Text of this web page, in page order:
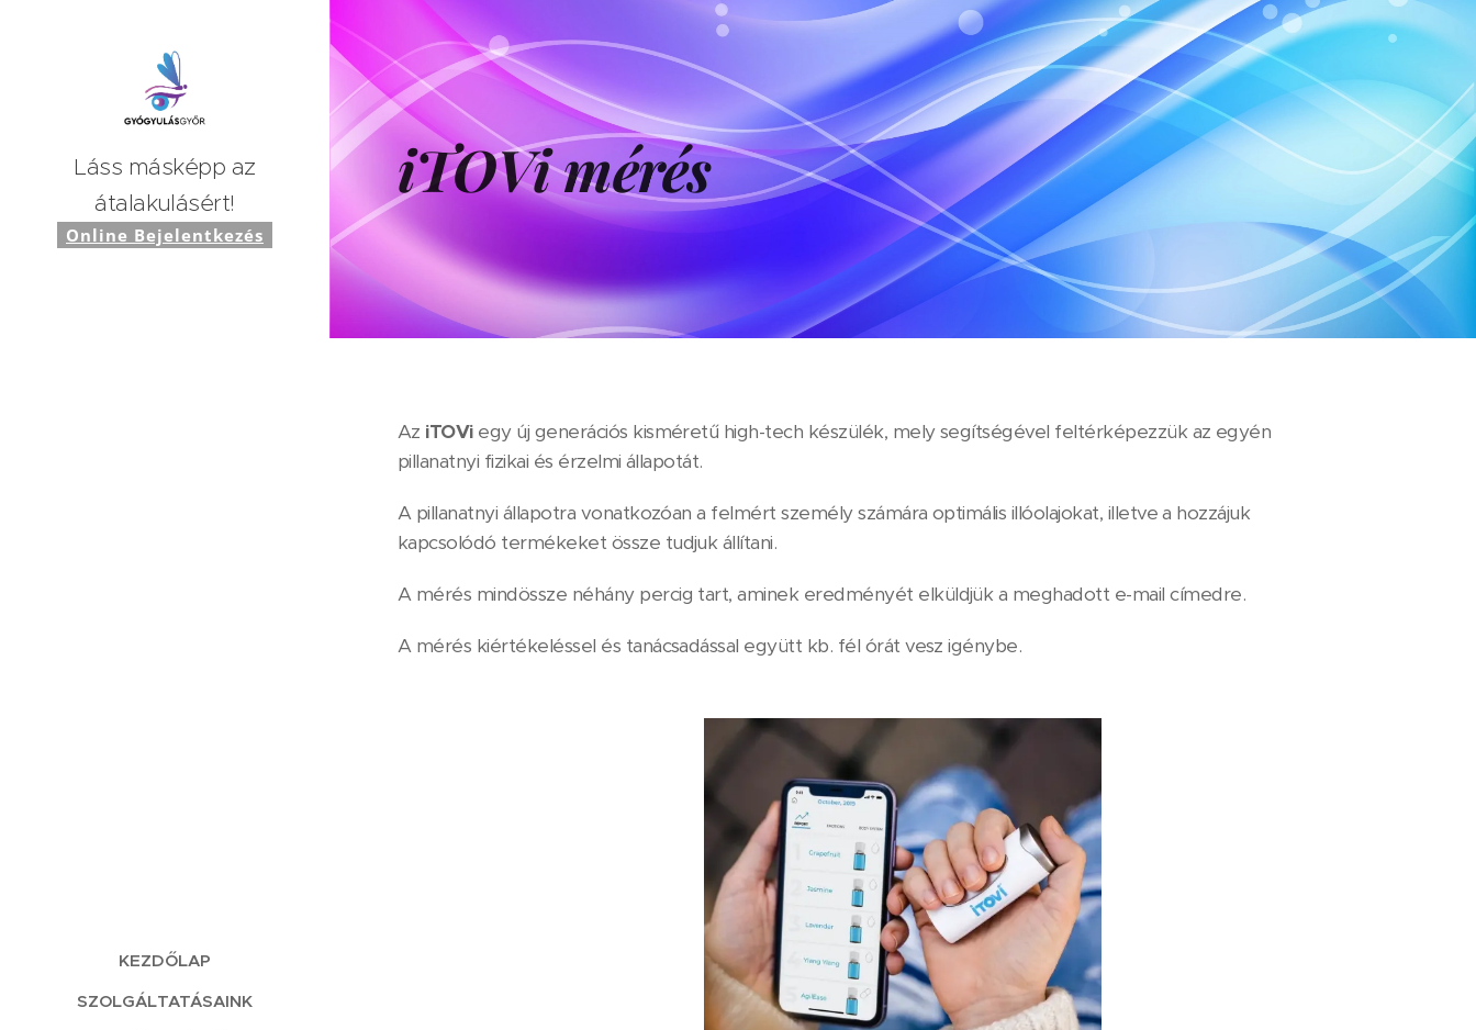
Láss másképp az
átalakulásért!
Online Bejelentkezés
KEZDŐLAP
SZOLGÁLTATÁSAINK
iTOVi mérés
Az iTOViegy új generációs kisméretű high-tech készülék, mely segítségével feltérképezzük az egyén
pillanatnyi fizikai és érzelmi állapotát.
A pillanatnyi állapotra vonatkozóan a felmért személy számára optimális illóolajokat, illetve a hozzájuk
kapcsolódó termékeket össze tudjuk állítani.
A mérés mindössze néhány percig tart, aminek eredményét elküldjük a meghadott e-mail címedre.
A mérés kiértékeléssel és tanácsadással együtt kb. fél órát vesz igénybe.